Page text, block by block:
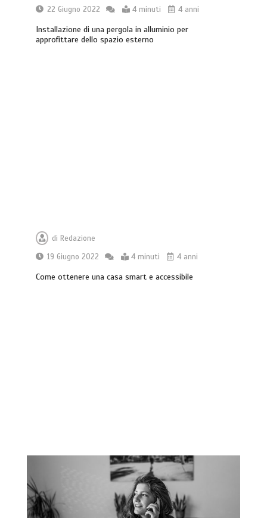
22 Giugno 2022
4 minuti 4 anni
Installazione di una pergola in alluminio per
approfittare dello spazio esterno
di Redazione
19 Giugno 2022
4 minuti 4 anni
Come ottenere una casa smart e accessibile